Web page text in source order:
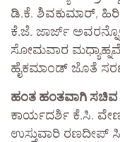
ಡಿ.ಕೆ. ಶಿವಕುಮಾರ್,
ಕೆ.ಜೆ. ಜಾರ್ಜ್
ಸೋಮವಾರ
ಹೈಕಮಾಂಡ್ ಜೊತೆ
ಹಂತ ಹಂತವಾಗಿ ಸಚಿವ
ಕಾರ್ಯದರ್ಶಿ ಕೆ.ಸಿ.
ಉಸ್ತುವಾರಿ ರಣದೀಪ್